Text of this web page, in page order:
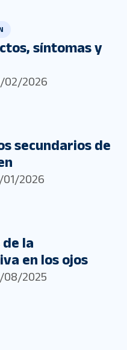
síntomas y
02/2026
secundarios de
01/2026
la
en los ojos
08/2025